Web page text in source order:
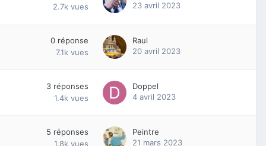
2.7k vues
23 avril 2023
0 réponse
7.1k vues
Raul
20 avril 2023
3 réponses
1.4k vues
Doppel
4 avril 2023
5 réponses
1.8k vues
Peintre
21 mars 2023